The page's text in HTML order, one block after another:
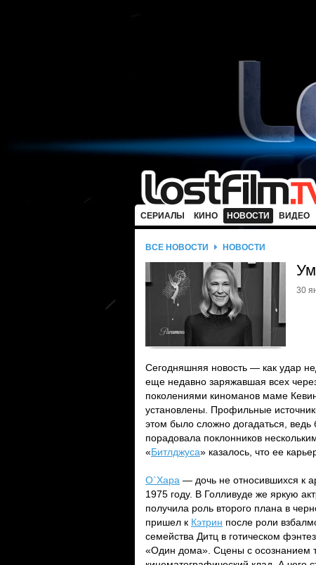
СЕРИАЛЫ КИНО НОВОСТИ ВИДЕО
ВСЕ НОВОСТИ НОВОСТИ
30
Сегодняшняя новость — как удар
еще недавно заряжавшая всех
поколениями киноманов маме
установлены. Профильные
этом было сложно догадаться, ведь
порадовала поклонников
«Битлджуса» казалось, что ее
О`Хара — дочь не относившихся к
1975 году. В Голливуде же яркую
получила роль второго плана в
пришел к Кэтрин после роли
семейства Дитц в готическом
«Один дома». Сцены с осознанием